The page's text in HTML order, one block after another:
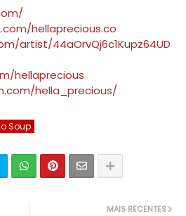
hellaprecious.co
artist/44aOrvQj6c1Kupz64UD
hellaprecious
hella_precious/
Soup
MAIS RECENTES